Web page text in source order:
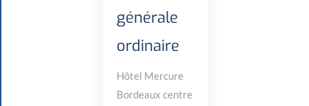
générale
ordinaire
Hôtel Mercure
Bordeaux centre